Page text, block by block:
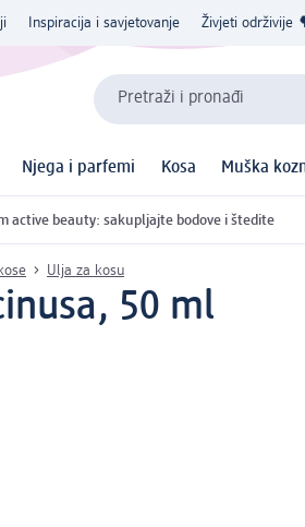
Inspiracija i savjetovanje Živjeti održivije
Pretraži i pronađi
Njega i parfemi Kosa Muška
active beauty: sakupljajte bodove i štedite
Ulja za kosu
50 ml